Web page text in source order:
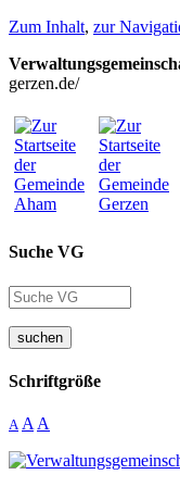
Zum Inhalt, zur
gerzen.de/
Suche VG
suchen
Schriftgröße
A A A